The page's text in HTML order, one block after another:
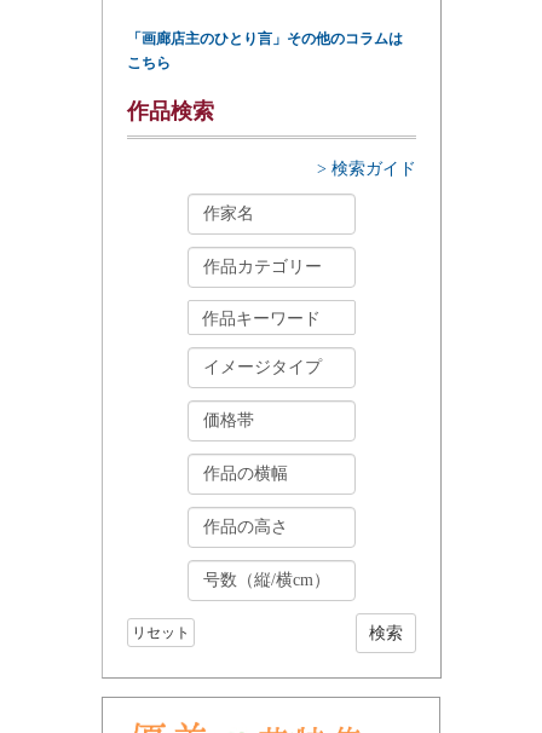
「画廊店主のひとり言」その他のコラムは
こちら
作品検索
> 検索ガイド
リセット